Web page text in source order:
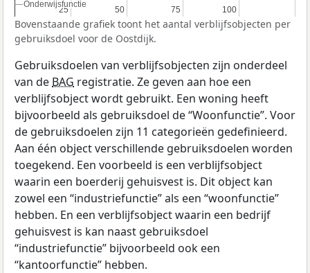
25
25 50
50 75
75 100
100
Onderwijsfunctie
Onderwijsfunctie
Bovenstaande grafiek toont het aantal verblijfsobjecten per
gebruiksdoel voor de Oostdijk.
Gebruiksdoelen van verblijfsobjecten zijn onderdeel
van de BAG registratie. Ze geven aan hoe een
verblijfsobject wordt gebruikt. Een woning heeft
bijvoorbeeld als gebruiksdoel de “Woonfunctie”. Voor
de gebruiksdoelen zijn 11 categorieën gedefinieerd.
Aan één object verschillende gebruiksdoelen worden
toegekend. Een voorbeeld is een verblijfsobject
waarin een boerderij gehuisvest is. Dit object kan
zowel een “industriefunctie” als een “woonfunctie”
hebben. En een verblijfsobject waarin een bedrijf
gehuisvest is kan naast gebruiksdoel
“industriefunctie” bijvoorbeeld ook een
“kantoorfunctie” hebben.